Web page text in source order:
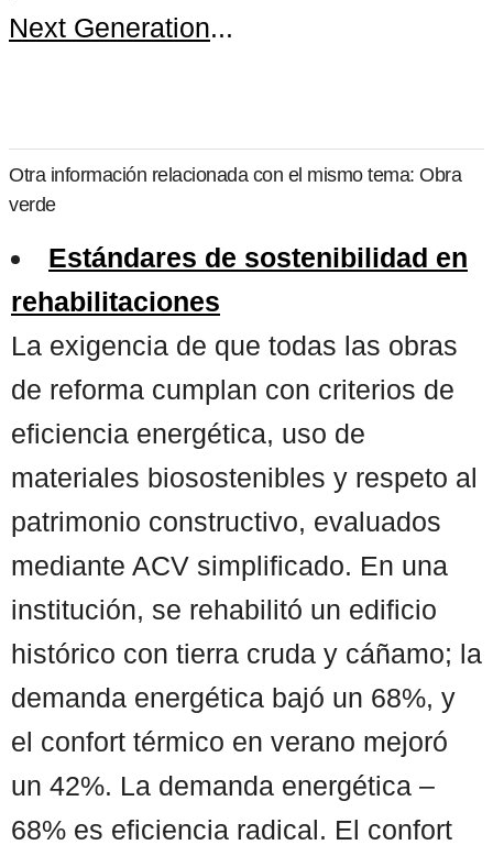
Next Generation...
Otra información relacionada con el mismo tema: Obra
verde
Estándares de sostenibilidad en
rehabilitaciones
La exigencia de que todas las obras
de reforma cumplan con criterios de
eficiencia energética, uso de
materiales biosostenibles y respeto al
patrimonio constructivo, evaluados
mediante ACV simplificado. En una
institución, se rehabilitó un edificio
histórico con tierra cruda y cáñamo; la
demanda energética bajó un 68%, y
el confort térmico en verano mejoró
un 42%. La demanda energética –
68% es eficiencia radical. El confort